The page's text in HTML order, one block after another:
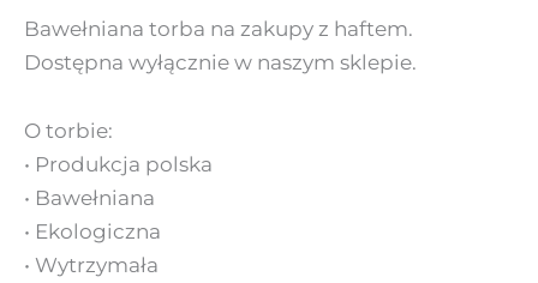
Bawełniana torba na zakupy z haftem.
Dostępna wyłącznie w naszym sklepie.
O torbie:
• Produkcja polska
• Bawełniana
• Ekologiczna
• Wytrzymała